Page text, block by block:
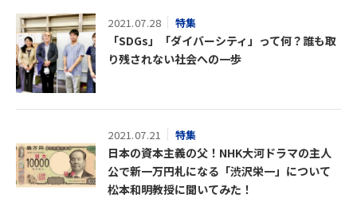
2021.07.28 特集
「SDGs」「ダイバーシティ」って何？誰も取
り残されない社会への一歩
2021.07.21 特集
日本の資本主義の父！NHK大河ドラマの主人
公で新一万円札になる「渋沢栄一」について
松本和明教授に聞いてみた！